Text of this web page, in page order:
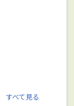
すべて見る